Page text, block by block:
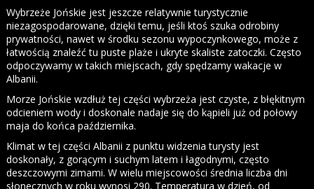
Wybrzeże Jońskie jest jeszcze relatywnie turystycznie
niezagospodarowane, dzięki temu, jeśli ktoś szuka odrobiny
prywatności, nawet w środku sezonu wypoczynkowego, może z
łatwością znaleźć tu puste plaże i ukryte skaliste zatoczki. Często
odpoczywamy w takich miejscach, gdy spędzamy wakacje w
Albanii.
Morze Jońskie wzdłuż tej części wybrzeża jest czyste, z błękitnym
odcieniem wody i doskonale nadaje się do kąpieli już od połowy
maja do końca października.
Klimat w tej części Albanii z punktu widzenia turysty jest
doskonały, z gorącym i suchym latem i łagodnymi, często
deszczowymi zimami. W wielu miejscowości średnia liczba dni
słonecznych w roku wynosi 290. Temperatura w dzień, od